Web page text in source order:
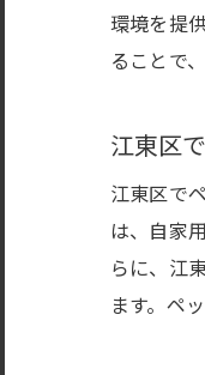
環境を提
ることで
江東区
江東区で
は、自家
らに、江
ます。ペ